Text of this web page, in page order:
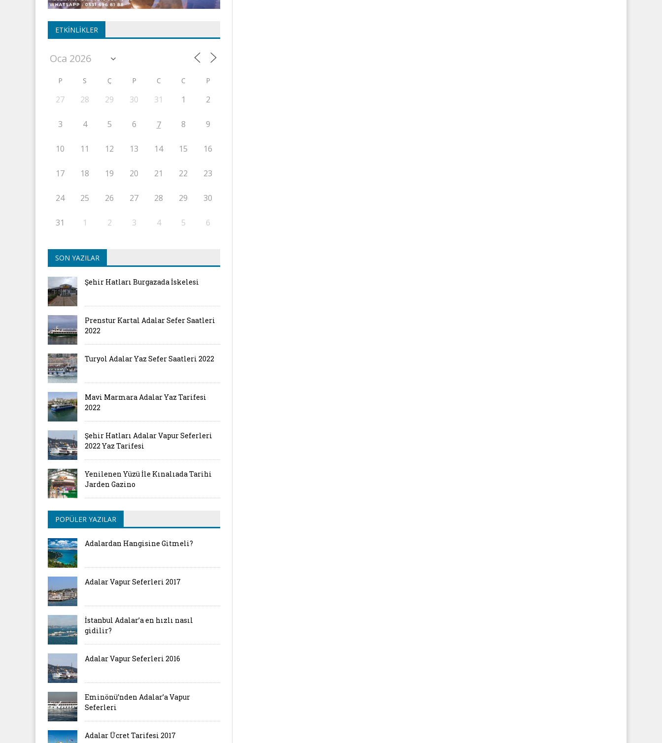
ETKINLIKLER
P S Ç P C C P
27 28 29 30 31 1 2
3 4 5 6 7 8 9
10 11 12 13 14 15 16
17 18 19 20 21 22 23
24 25 26 27 28 29 30
31 1 2 3 4 5 6
SON YAZILAR
Şehir Hatları Burgazada İskelesi
Prenstur Kartal Adalar Sefer Saatleri
2022
Turyol Adalar Yaz Sefer Saatleri 2022
Mavi Marmara Adalar Yaz Tarifesi
2022
Şehir Hatları Adalar Vapur Seferleri
2022 Yaz Tarifesi
Yenilenen Yüzü İle Kınalıada Tarihi
Jarden Gazino
POPÜLER YAZILAR
Adalardan Hangisine Gitmeli?
Adalar Vapur Seferleri 2017
İstanbul Adalar’a en hızlı nasıl
gidilir?
Adalar Vapur Seferleri 2016
Eminönü’nden Adalar’a Vapur
Seferleri
Adalar Ücret Tarifesi 2017